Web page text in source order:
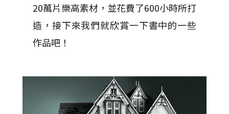
20萬片樂高素材，並花費了600小時所打
造，接下來我們就欣賞一下書中的一些
作品吧！